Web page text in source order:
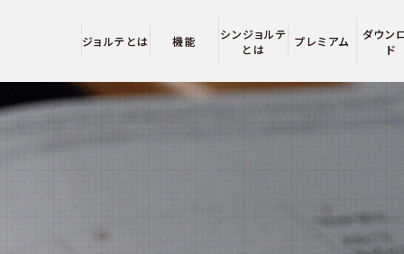
ジョルテとは 機能
シンジョルテ
とは
プレミアム
ダウン
ド